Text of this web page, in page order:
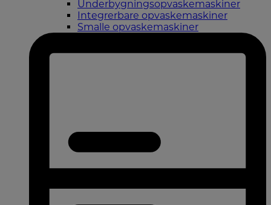
Underbygningsopvaskemaskiner
Integrerbare opvaskemaskiner
Smalle opvaskemaskiner